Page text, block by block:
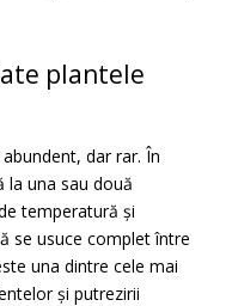
plantele
dar rar. În
una sau două
temperatură și
se usuce complet între
una dintre cele mai
și putrezirii